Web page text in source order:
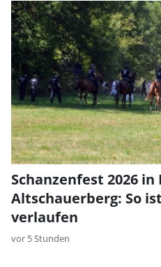
Schanzenfest 2026
Altschauerberg: So
verlaufen
vor 5 Stunden